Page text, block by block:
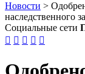
Новости >
наследственного
Социальные сети
    